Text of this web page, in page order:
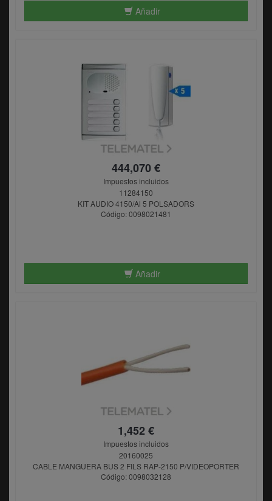
Añadir
444,070 €
Impuestos incluidos
11284150
KIT AUDIO 4150/Al 5 POLSADORS
Código: 0098021481
Añadir
1,452 €
Impuestos incluidos
20160025
CABLE MANGUERA BUS 2 FILS RAP-2150 P/VIDEOPORTER
Código: 0098032128